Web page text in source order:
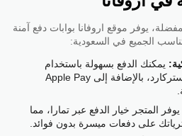
يوفر موقع اروفانا بوابات دفع آمنة
الجميع في السعودية:
يمكنك الدفع بسهولة باستخدام
بطاقات مدى، فيزا، وماستركارد، بالإضافة إلى Apple Pay
يوفر المتجر خيار الدفع عبر تمارا، مما
على دفعات ميسرة بدون فوائد.